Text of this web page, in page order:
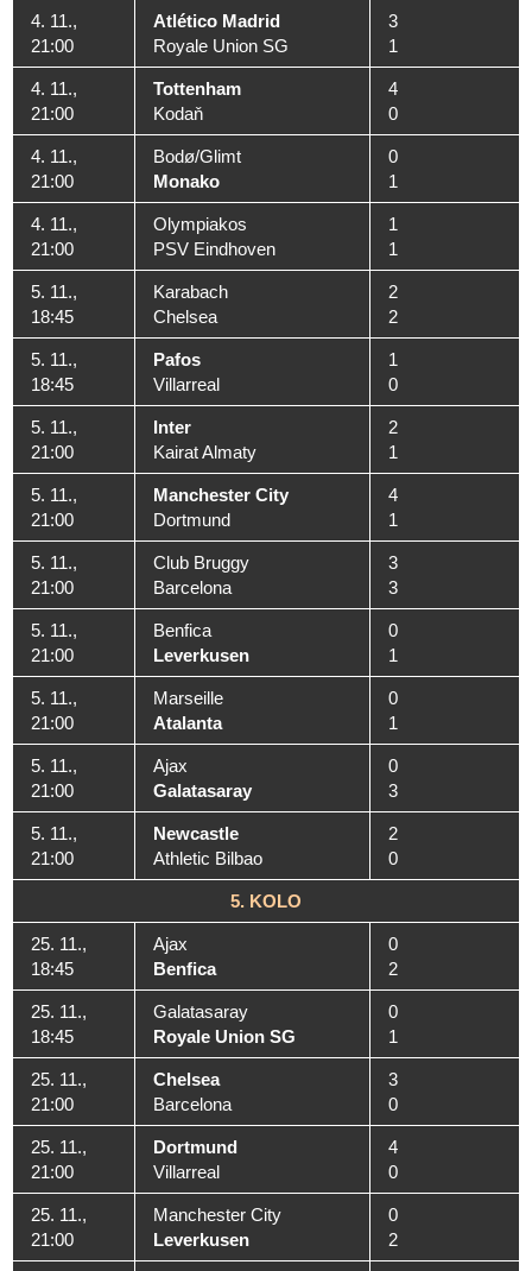
4. 11.,
21:00
Atlético Madrid
Royale Union SG
3
1
4. 11.,
21:00
Tottenham
Kodaň
4
0
4. 11.,
21:00
Bodø/Glimt
Monako
0
1
4. 11.,
21:00
Olympiakos
PSV Eindhoven
1
1
5. 11.,
18:45
Karabach
Chelsea
2
2
5. 11.,
18:45
Pafos
Villarreal
1
0
5. 11.,
21:00
Inter
Kairat Almaty
2
1
5. 11.,
21:00
Manchester City
Dortmund
4
1
5. 11.,
21:00
Club Bruggy
Barcelona
3
3
5. 11.,
21:00
Benfica
Leverkusen
0
1
5. 11.,
21:00
Marseille
Atalanta
0
1
5. 11.,
21:00
Ajax
Galatasaray
0
3
5. 11.,
21:00
Newcastle
Athletic Bilbao
2
0
5. KOLO
25. 11.,
18:45
Ajax
Benfica
0
2
25. 11.,
18:45
Galatasaray
Royale Union SG
0
1
25. 11.,
21:00
Chelsea
Barcelona
3
0
25. 11.,
21:00
Dortmund
Villarreal
4
0
25. 11.,
21:00
Manchester City
Leverkusen
0
2